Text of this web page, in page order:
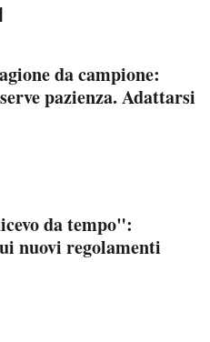
da campione:
pazienza. Adattarsi
da tempo":
nuovi regolamenti